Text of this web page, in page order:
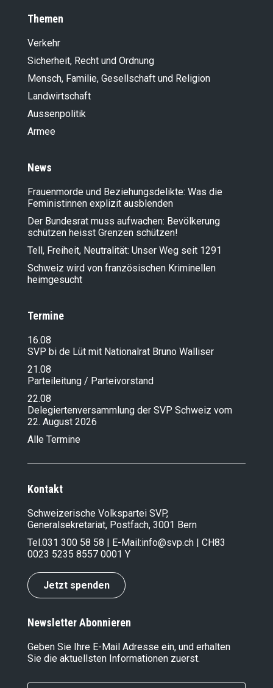
Themen
Verkehr
Sicherheit, Recht und Ordnung
Mensch, Familie, Gesellschaft und Religion
Landwirt­schaft
Aussenpolitik
Armee
News
Frauenmorde und Beziehungsdelikte: Was die
Feministinnen explizit ausblenden
Der Bundesrat muss aufwachen: Bevölkerung
schützen heisst Grenzen schützen!
Tell, Freiheit, Neutralität: Unser Weg seit 1291
Schweiz wird von französischen Kriminellen
heimgesucht
Termine
16.08
SVP bi de Lüt mit Nationalrat Bruno Walliser
21.08
Parteileitung / Parteivorstand
22.08
Delegiertenversammlung der SVP Schweiz vom
22. August 2026
Alle Termine
Kontakt
Schweizerische Volkspartei SVP,
Generalsekretariat, Postfach, 3001 Bern
Tel.031 300 58 58 | E-Mail:info@svp.ch | CH83
0023 5235 8557 0001 Y
Jetzt spenden
Newsletter Abonnieren
Geben Sie Ihre E-Mail Adresse ein, und erhalten
Sie die aktuellsten Informationen zuerst.